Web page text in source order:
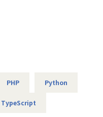
ばあなたの経験やスキ
件に携われる環境で
トな職場も魅⼒の⼀
を磨きたい⽅はぜひ挑
プロジェクトが進⾏し
る機会も多いので、
PHP Python
TypeScript